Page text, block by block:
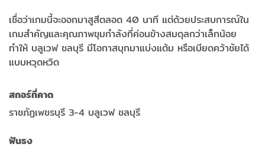
เชื่อว่าเกมนี้จะออกมาสูสีตลอด 40 นาที แต่ด้วยประสบการณ์ใน
เกมสำคัญและคุณภาพขุมกำลังที่ค่อนข้างสมดุลกว่าเล็กน้อย
ทำให้ บลูเวฟ ชลบุรี มีโอกาสบุกมาแบ่งแต้ม หรือเบียดคว้าชัยได้
แบบหวุดหวิด
สกอร์ที่คาด
ราชภัฏเพชรบุรี 3-4 บลูเวฟ ชลบุรี
ฟันธง